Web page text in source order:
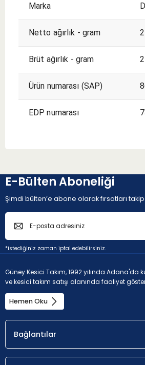
Marka
Netto ağırlık - gram
Brüt ağırlık - gram
Ürün numarası (SAP)
EDP numarası
E-Bülten Aboneliği
Şimdi bülten’e abone olarak fırsatları
*istediğiniz zaman iptal edebilirsiniz.
Güney Kesici Takım, 1992 yılında Adana'da
ve kesici takım satışı alanında faaliyet
Hemen Oku
Bağlantılar